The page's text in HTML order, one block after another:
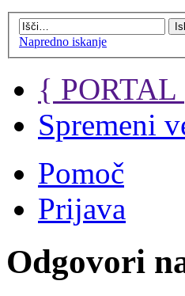
Napredno iskanje
{ PORTAL
Spremeni
Pomoč
Prijava
Odgovori